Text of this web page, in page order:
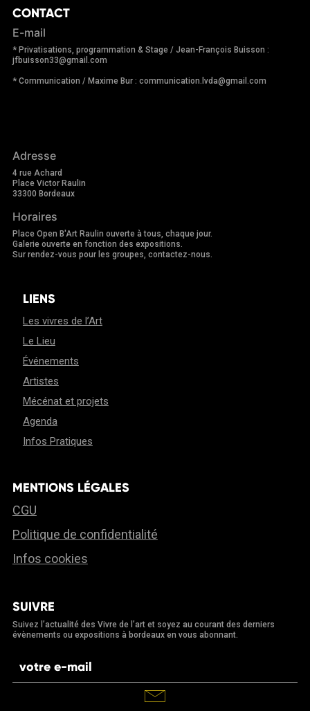
CONTACT
E-mail
* Privatisations, programmation & Stage / Jean-François Buisson :
jfbuisson33@gmail.com
* Communication / Maxime Bur : communication.lvda@gmail.com
Adresse
4 rue Achard
Place Victor Raulin
33300 Bordeaux
Horaires
Place Open B'Art Raulin ouverte à tous, chaque jour.
Galerie ouverte en fonction des expositions.
Sur rendez-vous pour les groupes, contactez-nous.
LIENS
Les vivres de l’Art
Le Lieu
Événements
Artistes
Mécénat et projets
Agenda
Infos Pratiques
MENTIONS LÉGALES
CGU
Politique de confidentialité
Infos cookies
SUIVRE
Suivez l’actualité des Vivre de l’art et soyez au courant des derniers
évènements ou expositions à bordeaux en vous abonnant.